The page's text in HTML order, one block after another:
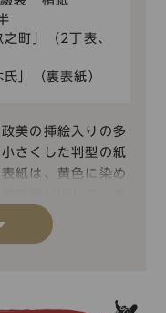
町」（2丁表、
」（裏表紙）
美の挿絵入りの多
さくした判型の紙
紙は、黄色に染め
は上下２冊セット